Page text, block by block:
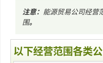
注意： 能源贸易公司经营
围。
以下经营范围各类公